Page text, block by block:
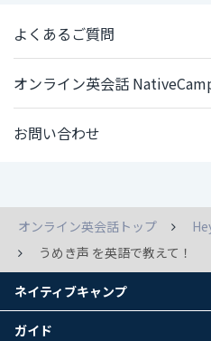
よくあるご質問
オンライン英会話
お問い合わせ
オンライン英会話トップ
うめき声 を英語で教えて！
ネイティブキャンプ
ガイド